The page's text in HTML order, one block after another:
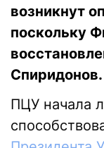
возникнут
поскольку
Спиридонов.
ПЦУ начала